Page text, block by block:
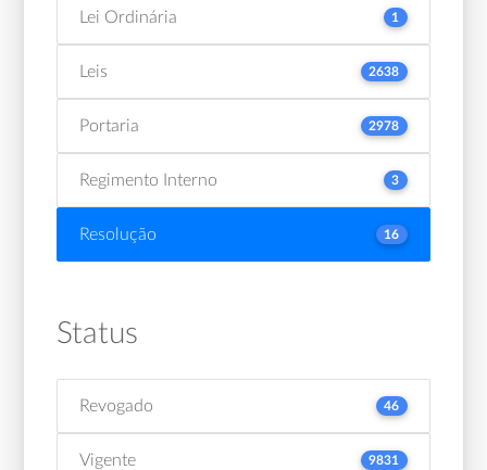
Lei Ordinária 1
Leis 2638
Portaria 2978
Regimento Interno 3
Resolução 16
Status
Revogado 46
Vigente 9831